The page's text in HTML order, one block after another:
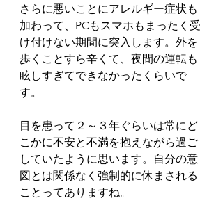
さらに悪いことにアレルギー症状も
加わって、PCもスマホもまったく受
け付けない期間に突入します。外を
歩くことすら辛くて、夜間の運転も
眩しすぎてできなかったくらいで
す。
目を患って２～３年ぐらいは常にど
こかに不安と不満を抱えながら過ご
していたように思います。自分の意
図とは関係なく強制的に休まされる
ことってありますね。